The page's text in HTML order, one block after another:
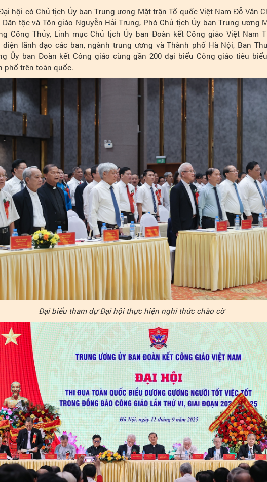
hội có Chủ tịch Ủy ban Trung ương Mặt trận Tổ quốc Việt Nam Đỗ Văn
tộc và Tôn giáo Nguyễn Hải Trung, Phó Chủ tịch Ủy ban Trung ương
Công Thủy, Linh mục Chủ tịch Ủy ban Đoàn kết Công giáo Việt Nam
diện lãnh đạo các ban, ngành trung ương và Thành phố Hà Nội, Ban
Ủy ban Đoàn kết Công giáo cùng gần 200 đại biểu Công giáo tiêu
phố trên toàn quốc.
Đại biểu tham dự Đại hội thực hiện nghi thức chào cờ